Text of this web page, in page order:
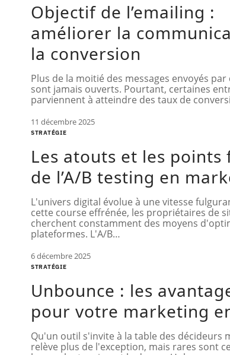
Objectif de l’emailing :
améliorer la
la conversion
Plus de la moitié des messages envoyés par
sont jamais ouverts. Pourtant, certaines
parviennent à atteindre des taux de
11 décembre 2025
STRATÉGIE
Les atouts et les points
de l’A/B testing en
L'univers digital évolue à une vitesse
cette course effrénée, les propriétaires de
cherchent constamment des moyens
plateformes. L'A/B…
6 décembre 2025
STRATÉGIE
Unbounce : les
pour votre marketing
Qu'un outil s'invite à la table des décideurs
relève plus de l'exception, mais rares sont